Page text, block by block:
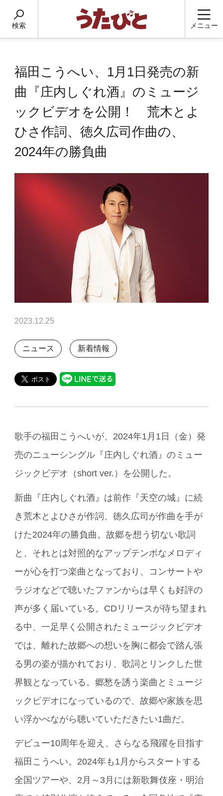
検索 メニュー
福田こうへい、1月1日発売の新
曲『庄内しぐれ酒』のミュージ
ックビデオを公開！ 荒木とよ
ひさ作詞、徳久広司作曲の、
2024年の勝負曲
2023.12.25
ニュース 新着情報
歌手の福田こうへいが、2024年1月1日（金）発
売のニューシングル『庄内しぐれ酒』のミュー
ジックビデオ（short ver.）を公開した。
新曲『庄内しぐれ酒』は前作『天空の城』に続
き荒木とよひさが作詞、徳久広司が作曲を手が
けた2024年の勝負曲。故郷を想う切ない歌詞
と、それとは対照的なアップテンポなメロディ
ーが心を打つ楽曲となっており、コンサートや
ラジオなどで聴いたファンからは早くも好評の
声が多く届いている。CDリリースが待ち望まれ
る中、一足早く公開されたミュージックビデオ
では、離れた故郷への想いを胸に都会で踏ん張
る男の姿が描かれており、歌詞とリンクした世
界観となっている。郷愁を誘う楽曲とミュージ
ックビデオになっているので、故郷や家族を思
い浮かべながら聴いていただきたい1曲だ。
デビュー10周年を迎え、さらなる飛躍を目指す
福田こうへい。2024年も1月からスタートする
全国ツアーや、2月～3月には新歌舞伎座・明治